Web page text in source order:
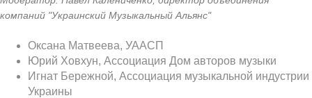
компаний "Украинский Музыкальный Альянс"
Оксана Матвеева, УААСП
Юрий Ховхун, Ассоциация Дом авторов музыки
Игнат Бережной, Ассоциация музыкальной индустрии
Украины